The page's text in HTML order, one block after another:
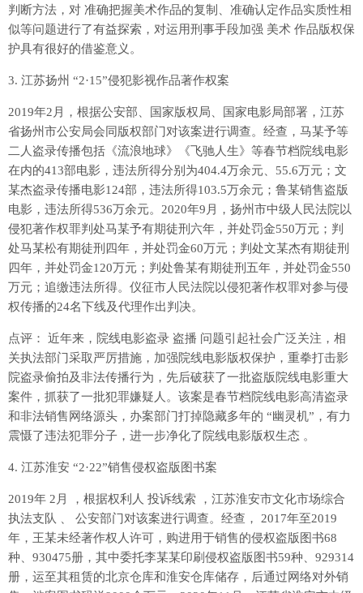
判断方法，对 准确把握美术作品的复制、准确认定作品实质性相
似等问题进行了有益探索，对运用刑事手段加强 美术 作品版权保
护具有很好的借鉴意义。
3. 江苏扬州 “2·15”侵犯影视作品著作权案
2019年2月，根据公安部、国家版权局、国家电影局部署，江苏
省扬州市公安局会同版权部门对该案进行调查。经查，马某予等
二人盗录传播包括《流浪地球》《飞驰人生》等春节档院线电影
在内的413部电影，违法所得分别为404.4万余元、55.6万元；文
某杰盗录传播电影124部，违法所得103.5万余元；鲁某销售盗版
电影，违法所得536万余元。2020年9月，扬州市中级人民法院以
侵犯著作权罪判处马某予有期徒刑六年，并处罚金550万元；判
处马某松有期徒刑四年，并处罚金60万元；判处文某杰有期徒刑
四年，并处罚金120万元；判处鲁某有期徒刑五年，并处罚金550
万元；追缴违法所得。仪征市人民法院以侵犯著作权罪对参与侵
权传播的24名下线及代理作出判决。
点评： 近年来，院线电影盗录 盗播 问题引起社会广泛关注，相
关执法部门采取严厉措施，加强院线电影版权保护，重拳打击影
院盗录偷拍及非法传播行为，先后破获了一批盗版院线电影重大
案件，抓获了一批犯罪嫌疑人。该案是春节档院线电影高清盗录
和非法销售网络源头，办案部门打掉隐藏多年的 “幽灵机”，有力
震慑了违法犯罪分子，进一步净化了院线电影版权生态 。
4. 江苏淮安 “2·22”销售侵权盗版图书案
2019年 2月 ，根据权利人 投诉线索 ，江苏淮安市文化市场综合
执法支队 、 公安部门对该案进行调查。经查， 2017年至2019
年，王某未经著作权人许可，购进用于销售的侵权盗版图书68
种、930475册，其中委托李某某印刷侵权盗版图书59种、929314
册，运至其租赁的北京仓库和淮安仓库储存，后通过网络对外销